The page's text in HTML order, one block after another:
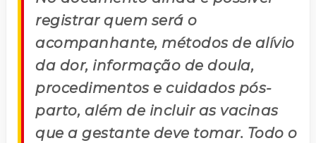
registrar quem será o
acompanhante, métodos de alívio
da dor, informação de doula,
procedimentos e cuidados pós-
parto, além de incluir as vacinas
que a gestante deve tomar. Todo o